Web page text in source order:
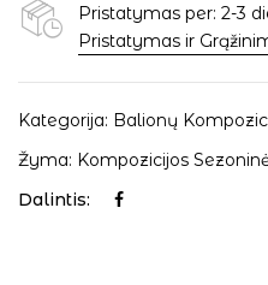
Pristatymas per: 2-3
Pristatymas ir
Kategorija: Balionų
Žyma: Kompozicijos
Dalintis: